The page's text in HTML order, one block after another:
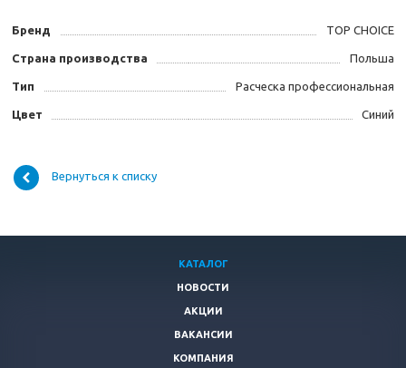
Бренд TOP CHOICE
Страна производства Польша
Тип Расческа профессиональная
Цвет Синий
Вернуться к списку
КАТАЛОГ
НОВОСТИ
АКЦИИ
ВАКАНСИИ
КОМПАНИЯ